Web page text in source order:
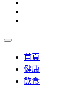
首頁
健康
飲食